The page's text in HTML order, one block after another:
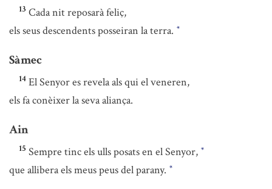
13 Cada nit reposarà feliç,
els seus descendents posseiran la terra. *
Sàmec
14 El Senyor es revela als qui el veneren,
els fa conèixer la seva aliança.
Ain
15 Sempre tinc els ulls posats en el Senyor, *
que allibera els meus peus del parany. *